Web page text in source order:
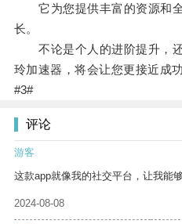
它为您提供丰富的资源和全
长。
不论是个人的进阶提升，还
玲加速器，将会让您更接近成
#3#
评论
游客
这款app就像我的社交平台，让我能
2024-08-08